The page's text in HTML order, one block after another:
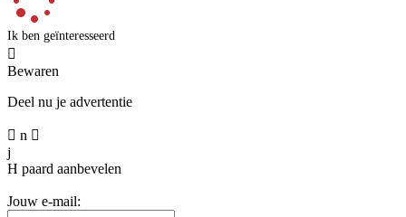
Ik ben geïnteresseerd

Bewaren
Deel nu je advertentie
 n 
j
H paard aanbevelen
Jouw e-mail: